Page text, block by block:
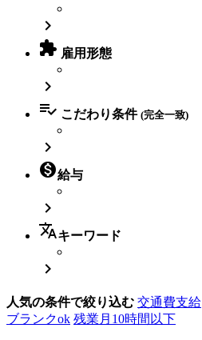

 雇用形態

 こだわり条件 (完全一致)

給与

translateキーワード

人気の条件で絞り込む 交通費支給
ブランクok 残業月10時間以下